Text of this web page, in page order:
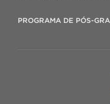
PROGRAMA DE PÓS-